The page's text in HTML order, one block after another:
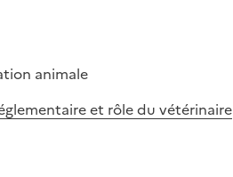
animale
et rôle du vétérinaire